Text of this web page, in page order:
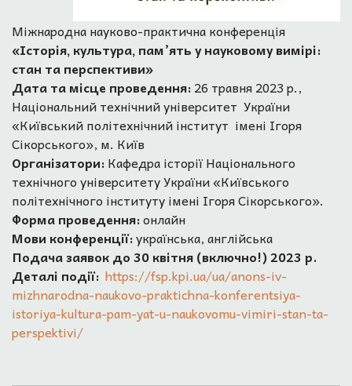
Міжнародна науково-практична конференція
«Історія, культура, пам’ять у науковому вимірі:
стан та перспективи»
Дата та місце проведення:26 травня 2023 р.,
Національний технічний університет України
«Київський політехнічний інститут імені Ігоря
Сікорського», м. Київ
Організатори:Кафедра історії Національного
технічного університету України «Київського
політехнічного інституту імені Ігоря Сікорського».
Форма проведення:онлайн
Мови конференції:українська, англійська
Подача заявок до 30 квітня (включно!) 2023 р.
Деталі події: https://fsp.kpi.ua/ua/anons-iv-
mizhnarodna-naukovo-praktichna-konferentsiya-
istoriya-kultura-pam-yat-u-naukovomu-vimiri-stan-ta-
perspektivi/